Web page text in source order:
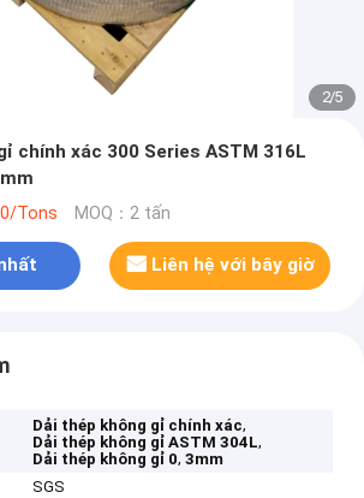
2/5
chính xác 300 Series ASTM 316L
Tons MOQ：2 tấn
Liên hệ với bây giờ
Dải thép không gỉ chính xác,
Dải thép không gỉ ASTM 304L,
Dải thép không gỉ 0,3mm
SGS